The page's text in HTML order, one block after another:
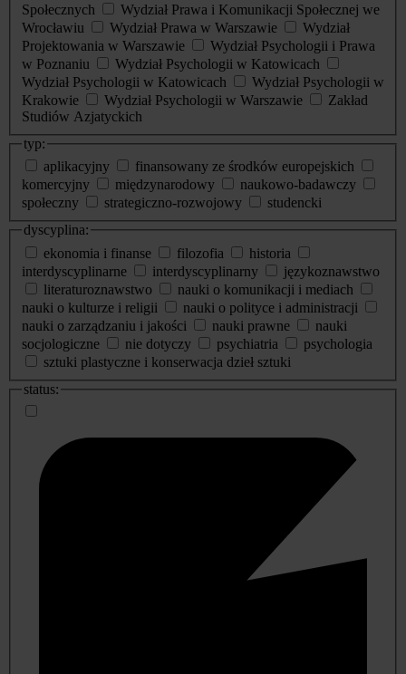
Społecznych
Wydział Prawa i Komunikacji Społecznej we
Wrocławiu
Wydział Prawa w Warszawie
Wydział
Projektowania w Warszawie
Wydział Psychologii i Prawa
w Poznaniu
Wydział Psychologii w Katowicach
Wydział Psychologii w Katowicach
Wydział Psychologii w
Krakowie
Wydział Psychologii w Warszawie
Zakład
Studiów Azjatyckich
typ:
aplikacyjny
finansowany ze środków europejskich
komercyjny
międzynarodowy
naukowo-badawczy
społeczny
strategiczno-rozwojowy
studencki
dyscyplina:
ekonomia i finanse
filozofia
historia
interdyscyplinarne
interdyscyplinarny
językoznawstwo
literaturoznawstwo
nauki o komunikacji i mediach
nauki o kulturze i religii
nauki o polityce i administracji
nauki o zarządzaniu i jakości
nauki prawne
nauki
socjologiczne
nie dotyczy psychiatria
psychologia
sztuki plastyczne i konserwacja dzieł sztuki
status: